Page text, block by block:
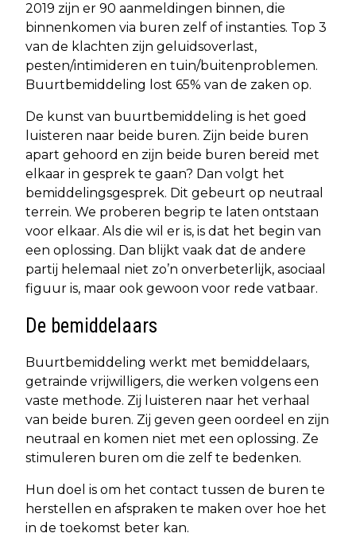
2019 zijn er 90 aanmeldingen binnen, die
binnenkomen via buren zelf of instanties. Top 3
van de klachten zijn geluidsoverlast,
pesten/intimideren en tuin/buitenproblemen.
Buurtbemiddeling lost 65% van de zaken op.
De kunst van buurtbemiddeling is het goed
luisteren naar beide buren. Zijn beide buren
apart gehoord en zijn beide buren bereid met
elkaar in gesprek te gaan? Dan volgt het
bemiddelingsgesprek. Dit gebeurt op neutraal
terrein. We proberen begrip te laten ontstaan
voor elkaar. Als die wil er is, is dat het begin van
een oplossing. Dan blijkt vaak dat de andere
partij helemaal niet zo’n onverbeterlijk, asociaal
figuur is, maar ook gewoon voor rede vatbaar.
De bemiddelaars
Buurtbemiddeling werkt met bemiddelaars,
getrainde vrijwilligers, die werken volgens een
vaste methode. Zij luisteren naar het verhaal
van beide buren. Zij geven geen oordeel en zijn
neutraal en komen niet met een oplossing. Ze
stimuleren buren om die zelf te bedenken.
Hun doel is om het contact tussen de buren te
herstellen en afspraken te maken over hoe het
in de toekomst beter kan.